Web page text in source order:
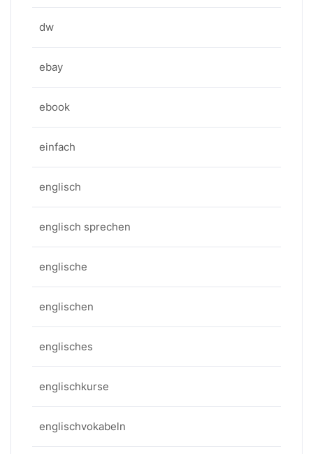
dw
ebay
ebook
einfach
englisch
englisch sprechen
englische
englischen
englisches
englischkurse
englischvokabeln